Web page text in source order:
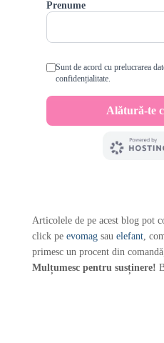
Articolele de pe acest blog pot
click pe evomag sau elefant,
primesc un procent din
Mulțumesc pentru susținere!